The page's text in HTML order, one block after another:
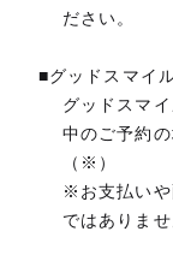
ださい。
■グッドスマイ
グッドスマ
中のご予約
（※）
※お支払いや
ではありませ